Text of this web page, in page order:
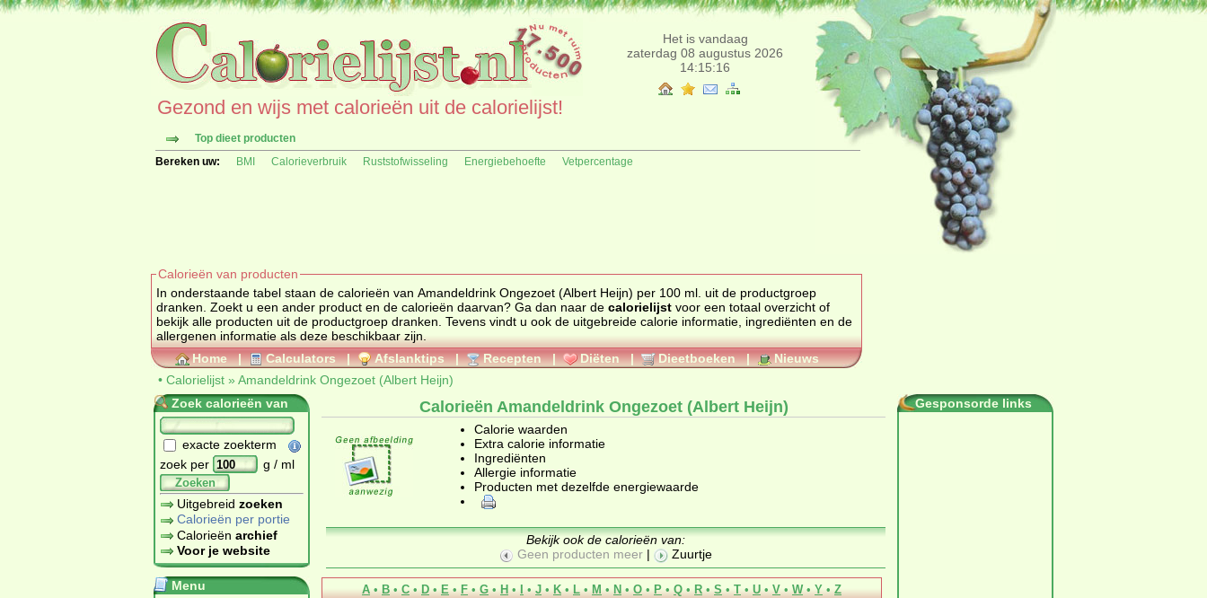
Het is vandaag
zaterdag 08 augustus 2026
14:15:16
Gezond en wijs met calorieën uit de calorielijst!
Top dieet producten
Bereken uw:
BMI Calorieverbruik Ruststofwisseling Energiebehoefte Vetpercentage
Calorieën van producten
In onderstaande tabel staan de calorieën van Amandeldrink Ongezoet (Albert Heijn) per 100 ml. uit de productgroep
dranken. Zoekt u een ander product en de calorieën daarvan? Ga dan naar de calorielijst voor een totaal overzicht of
bekijk alle producten uit de productgroep dranken
allergenen informatie als deze beschikbaar zijn.
Home | Calculators | Afslanktips | Recepten | Diëten | Dieetboeken |
Nieuws
• Calorielijst » Amandeldrink Ongezoet (Albert Heijn)
Zoek calorieën van
exacte zoekterm
zoek per
g / ml
Zoeken
Uitgebreid zoeken
Calorieën per portie
Calorieën archief
Voor je website
Menu
Calorieën Amandeldrink Ongezoet (Albert Heijn)
Calorie waarden
Extra calorie informatie
Ingrediënten
Allergie informatie
Producten met dezelfde energiewaarde
Bekijk ook de calorieën van:
Geen producten meer | Zuurtje
A • B • C • D • E • F • G • H • I • J • K • L • M • N • O • P • Q • R • S • T • U • V • W • Y • Z
Gesponsorde links